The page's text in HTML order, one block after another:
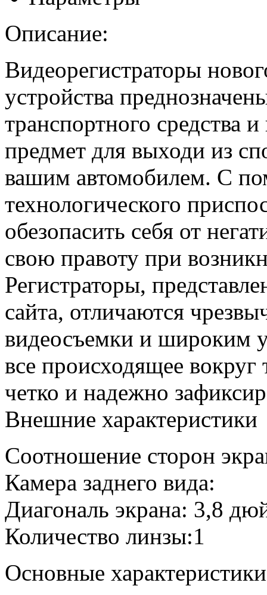
Описание:
Видеорегистраторы
устройства
транспортного средства
предмет для выходи из
вашим автомобилем. С
технологического
обезопасить себя от
свою правоту при
Регистраторы,
сайта, отличаются
видеосъемки и широким
все происходящее вокруг
четко и надежно
Внешние характеристики
Соотношение сторон
Камера заднего вида:
Диагональ экрана: 3,8
Количество линзы:1
Основные характеристики